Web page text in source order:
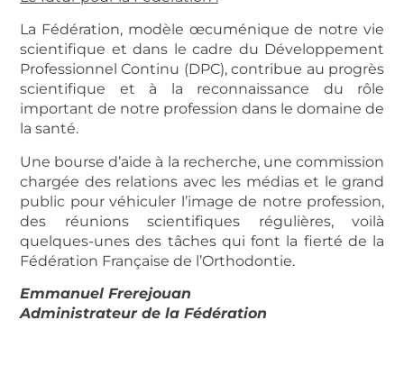
La Fédération, modèle œcuménique de notre vie
scientifique et dans le cadre du Développement
Professionnel Continu (DPC), contribue au progrès
scientifique et à la reconnaissance du rôle
important de notre profession dans le domaine de
la santé.
Une bourse d’aide à la recherche, une commission
chargée des relations avec les médias et le grand
public pour véhiculer l’image de notre profession,
des réunions scientifiques régulières, voilà
quelques-unes des tâches qui font la fierté de la
Fédération Française de l’Orthodontie.
Emmanuel Frerejouan
Administrateur de la Fédération